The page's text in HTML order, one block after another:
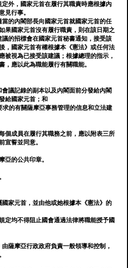
定外，國家元首在履行其職責時應根據內
見行事。
當的內閣部長向國家元首就國家元首的任
果國家元首沒有履行職責，則在該日期之
的招標會在國家元首秘書通知，接受該
，國家元首有權根據本《憲法》或任何法
被視為已接受該建議；根據總理的指示，
，應以此為職能履行有關職能。
會議記錄的副本以及內閣面前分發給內閣
給國家元首；和
求的有關薩摩亞事務管理的信息和立法建
個成員在履行其職務之前，應以附表三所
宣誓並同意。
亞的公共印章。
國家元首，並由他或她根據本《憲法》的
定均不得阻止國會通過法律將職能授予國
由薩摩亞行政政府負責一般領導和控制，